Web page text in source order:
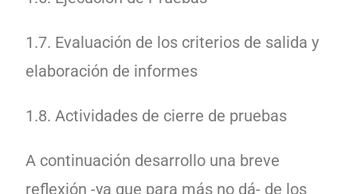
1.7. Evaluación de los criterios de salida y
elaboración de informes
1.8. Actividades de cierre de pruebas
A continuación desarrollo una breve
reflexión -ya que para más no dá- de los